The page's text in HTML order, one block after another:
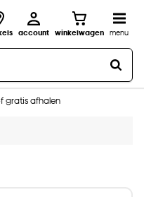
account winkelwagen menu
gratis afhalen
aan huis